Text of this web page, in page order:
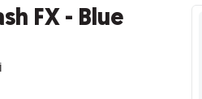
FX - Blue